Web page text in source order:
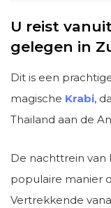
U reist
gelegen in
Dit is een
magische Krabi,
Thailand aan de
De nachttrein van
populaire manier
Vertrekkende